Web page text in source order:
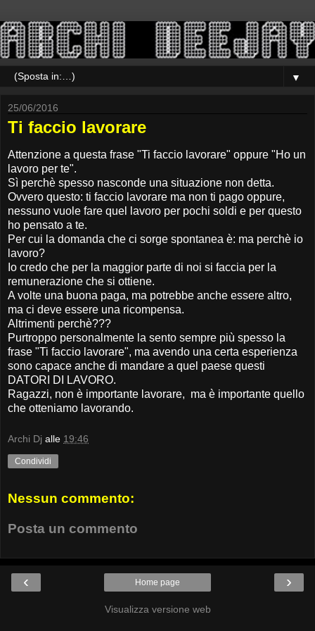
▼
25/06/2016
Ti faccio lavorare
Attenzione a questa frase "Ti faccio lavorare" oppure "Ho un
lavoro per te".
Sì perchè spesso nasconde una situazione non detta.
Ovvero questo: ti faccio lavorare ma non ti pago oppure,
nessuno vuole fare quel lavoro per pochi soldi e per questo
ho pensato a te.
Per cui la domanda che ci sorge spontanea è: ma perchè io
lavoro?
Io credo che per la maggior parte di noi si faccia per la
remunerazione che si ottiene.
A volte una buona paga, ma potrebbe anche essere altro,
ma ci deve essere una ricompensa.
Altrimenti perchè???
Purtroppo personalmente la sento sempre più spesso la
frase "Ti faccio lavorare", ma avendo una certa esperienza
sono capace anche di mandare a quel paese questi
DATORI DI LAVORO.
Ragazzi, non è importante lavorare, ma è importante quello
che otteniamo lavorando.
Archi Dj alle 19:46
Condividi
Nessun commento:
Posta un commento
‹ ›
Home page
Visualizza versione web